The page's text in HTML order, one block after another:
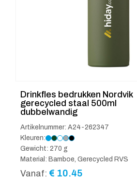
Drinkfles bedrukken Nordvik
gerecycled staal 500ml
dubbelwandig
Artikelnummer: A24-262347
Kleuren:
Gewicht: 270 g
Material: Bamboe, Gerecycled RVS
Vanaf: € 10.45